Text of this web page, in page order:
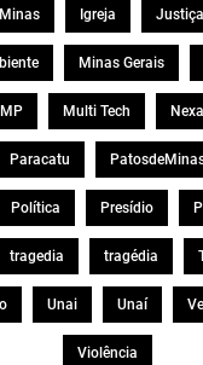
Igreja Justiça
Minas Gerais
MP Multi Tech Nexa
Paracatu
Política Presídio
tragedia tragédia
Unai Unaí
Violência